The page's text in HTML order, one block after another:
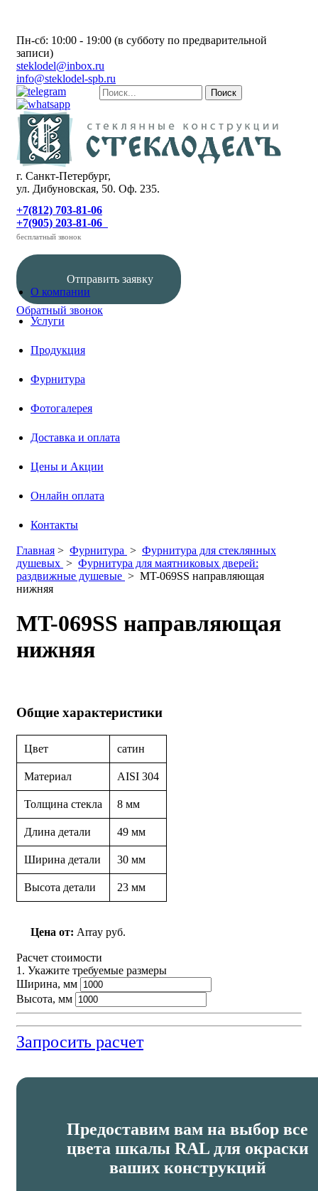
Пн-сб: 10:00 - 19:00 (в субботу по предварительной
записи)
steklodel@inbox.ru
info@steklodel-spb.ru
г. Санкт-Петербург,
ул. Дибуновская, 50. Оф. 235.
+7(812) 703-81-06
+7(905) 203-81-06
бесплатный звонок
Отправить заявку
Обратный звонок
О компании
Услуги
Продукция
Фурнитура
Фотогалерея
Доставка и оплата
Цены и Акции
Онлайн оплата
Контакты
Главная > Фурнитура > Фурнитура для стеклянных
душевых > Фурнитура для маятниковых дверей:
раздвижные душевые > MT-069SS направляющая
нижняя
MT-069SS направляющая
нижняя
Общие характеристики
Цвет сатин
Материал AISI 304
Толщина стекла 8 мм
Длина детали 49 мм
Ширина детали 30 мм
Высота детали 23 мм
Цена от: Array руб.
Расчет стоимости
1. Укажите требуемые размеры
Ширина, мм
Высота, мм
Запросить расчет
Предоставим вам на выбор все
цвета шкалы RAL для окраски
ваших конструкций